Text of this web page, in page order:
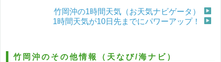
竹岡沖の1時間天気（お天気ナビゲータ）
1時間天気が10日先までにパワーアップ！
竹岡沖のその他情報（天なび/海ナビ）